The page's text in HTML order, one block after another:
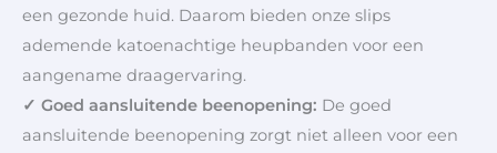
een gezonde huid. Daarom bieden onze slips
ademende katoenachtige heupbanden voor een
aangename draagervaring.
✓ Goed aansluitende beenopening: De goed
aansluitende beenopening zorgt niet alleen voor een